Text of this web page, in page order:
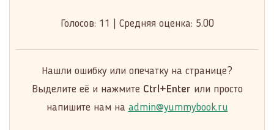
Голосов: 11 Средняя оценка: 5.00
Нашли ошибку или опечатку на странице?
Выделите её и нажмите Ctrl+Enter или просто
напишите нам на admin@yummybook.ru